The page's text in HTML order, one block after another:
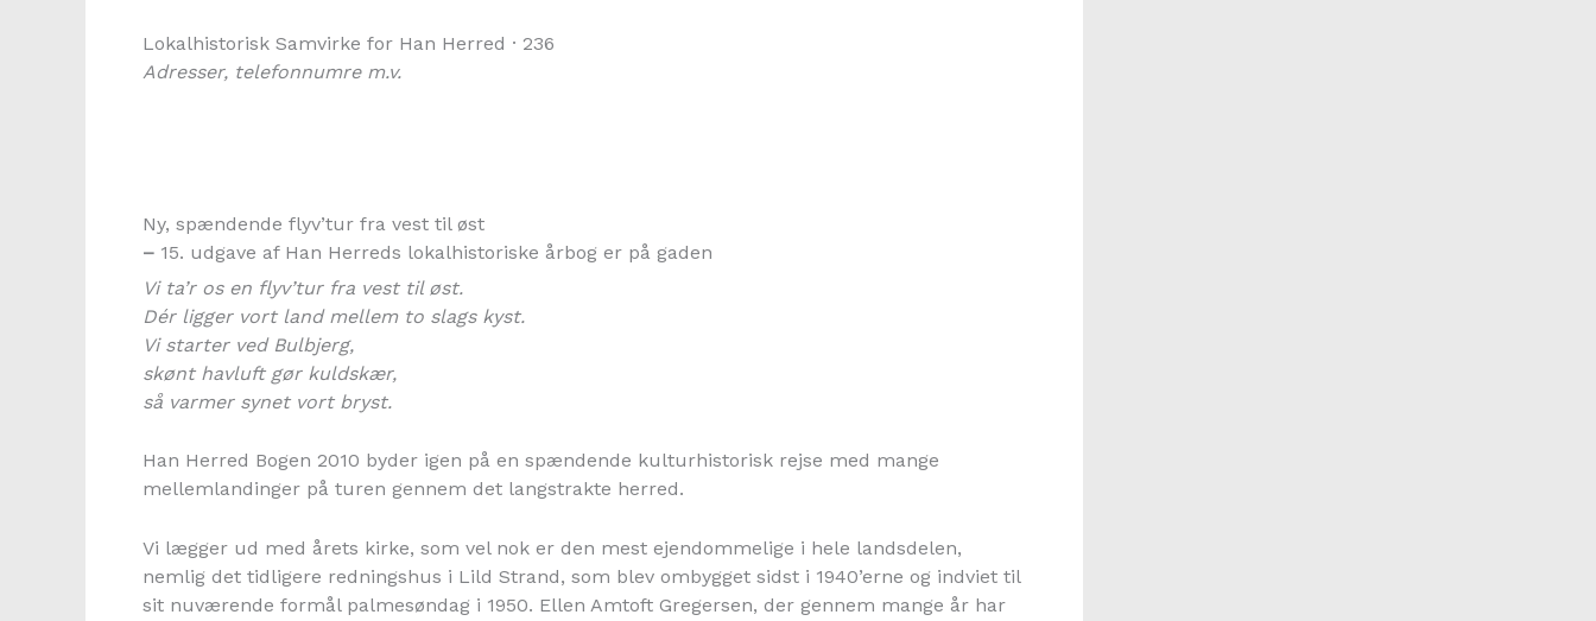
Lokalhistorisk Samvirke for Han Herred · 236
Adresser, telefonnumre m.v.
Ny, spændende flyv’tur fra vest til øst
– 15. udgave af Han Herreds lokalhistoriske årbog er på gaden
Vi ta’r os en flyv’tur fra vest til øst.
Dér ligger vort land mellem to slags kyst.
Vi starter ved Bulbjerg,
skønt havluft gør kuldskær,
så varmer synet vort bryst.
Han Herred Bogen 2010 byder igen på en spændende kulturhistorisk rejse med mange
mellemlandinger på turen gennem det langstrakte herred.
Vi lægger ud med årets kirke, som vel nok er den mest ejendommelige i hele landsdelen,
nemlig det tidligere redningshus i Lild Strand, som blev ombygget sidst i 1940’erne og indviet til
sit nuværende formål palmesøndag i 1950. Ellen Amtoft Gregersen, der gennem mange år har